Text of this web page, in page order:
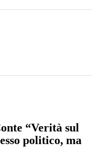
“Verità sul
politico, ma